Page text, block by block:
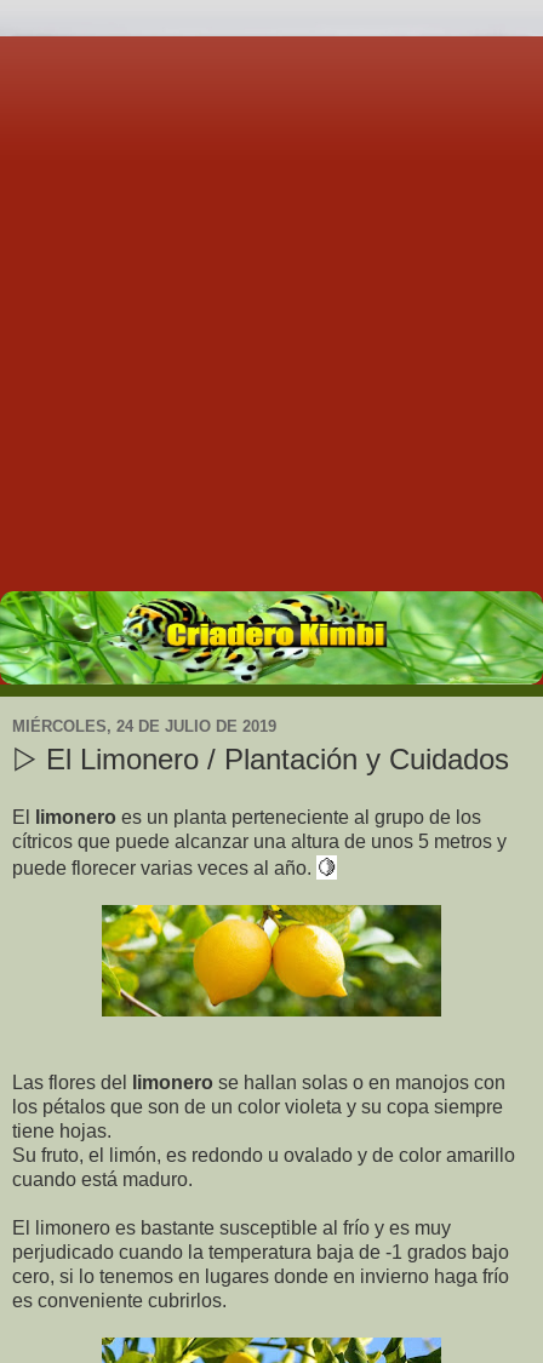
MIÉRCOLES, 24 DE JULIO DE 2019
▷ El Limonero / Plantación y Cuidados
El limonero es un planta perteneciente al grupo de los
cítricos que puede alcanzar una altura de unos 5 metros y
puede florecer varias veces al año. 🍋
Las flores del limonero se hallan solas o en manojos con
los pétalos que son de un color violeta y su copa siempre
tiene hojas.
Su fruto, el limón, es redondo u ovalado y de color amarillo
cuando está maduro.
El limonero es bastante susceptible al frío y es muy
perjudicado cuando la temperatura baja de -1 grados bajo
cero, si lo tenemos en lugares donde en invierno haga frío
es conveniente cubrirlos.